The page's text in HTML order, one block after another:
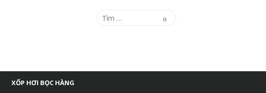
Tìm
Tìm
XỐP HƠI BỌC HÀNG